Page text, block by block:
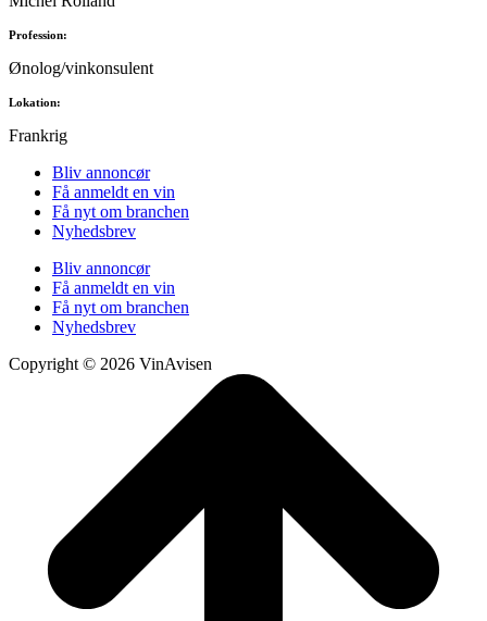
Profession:
Ønolog/vinkonsulent
Lokation:
Frankrig
Bliv annoncør
Få anmeldt en vin
Få nyt om branchen
Nyhedsbrev
Bliv annoncør
Få anmeldt en vin
Få nyt om branchen
Nyhedsbrev
Copyright © 2026 VinAvisen